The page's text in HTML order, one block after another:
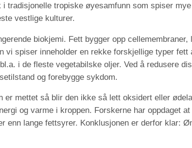
tradisjonelle tropiske øyesamfunn som spiser
vestlige kulturer.
biokjemi. Fett bygger opp
vi spiser inneholder en rekke forskjellige typer
i de fleste vegetabilske oljer. Ved å redusere
og forebygge sykdom.
mettet så blir den ikke så lett oksidert eller
og varme i kroppen. Forskerne har oppdaget
lange fettsyrer. Konklusjonen er derfor klar: